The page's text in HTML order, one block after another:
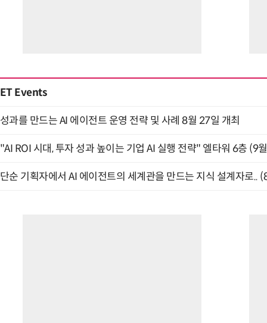
ET Events
성과를 만드는 AI 에이전트 운영 전략 및 사례 8월 27일 개최
"AI ROI 시대, 투자 성과 높이는 기업 AI 실행 전략" 엘타워 6층 (9
단순 기획자에서 AI 에이전트의 세계관을 만드는 지식 설계자로..